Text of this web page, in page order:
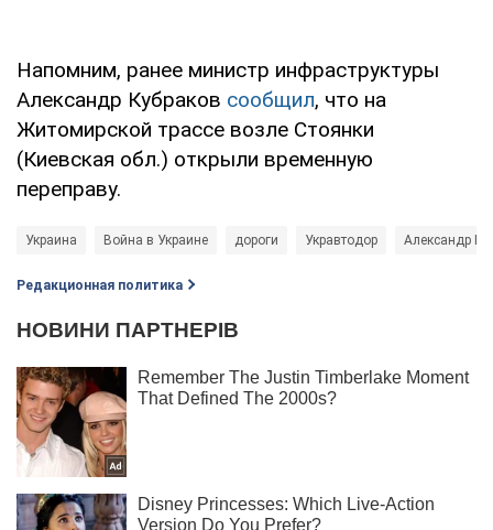
Напомним, ранее министр инфраструктуры
Александр Кубраков сообщил, что на
Житомирской трассе возле Стоянки
(Киевская обл.) открыли временную
переправу.
Украина Война в Украине дороги Укравтодор Александр
Редакционная политика